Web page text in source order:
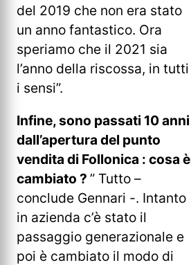
del 2019 che non era stato
un anno fantastico. Ora
speriamo che il 2021 sia
l’anno della riscossa, in tutti
i sensi”.
Infine, sono passati 10 anni
dall’apertura del punto
vendita di Follonica : cosa è
cambiato ? ” Tutto –
conclude Gennari -. Intanto
in azienda c’è stato il
passaggio generazionale e
poi è cambiato il modo di